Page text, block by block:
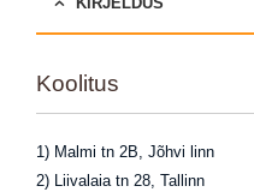
Koolitus
1) Malmi tn 2B, Jõhvi linn
2) Liivalaia tn 28, Tallinn